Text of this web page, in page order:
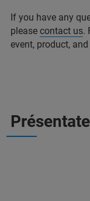
If you have any
please contact us.
event, product,